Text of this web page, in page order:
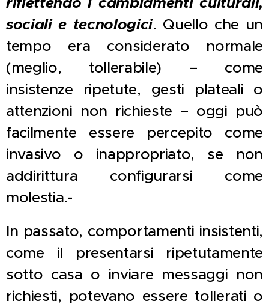
sociali e tecnologici. Quello che un
tempo era considerato normale
(meglio, tollerabile) – come
insistenze ripetute, gesti plateali o
attenzioni non richieste – oggi può
facilmente essere percepito come
invasivo o inappropriato, se non
addirittura configurarsi come
molestia.-
In passato, comportamenti insistenti,
come il presentarsi ripetutamente
sotto casa o inviare messaggi non
richiesti, potevano essere tollerati o